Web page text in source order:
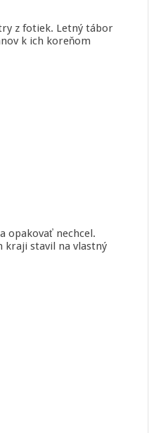
z fotiek. Letný tábor
k ich koreňom
opakovať nechcel.
kraji stavil na vlastný